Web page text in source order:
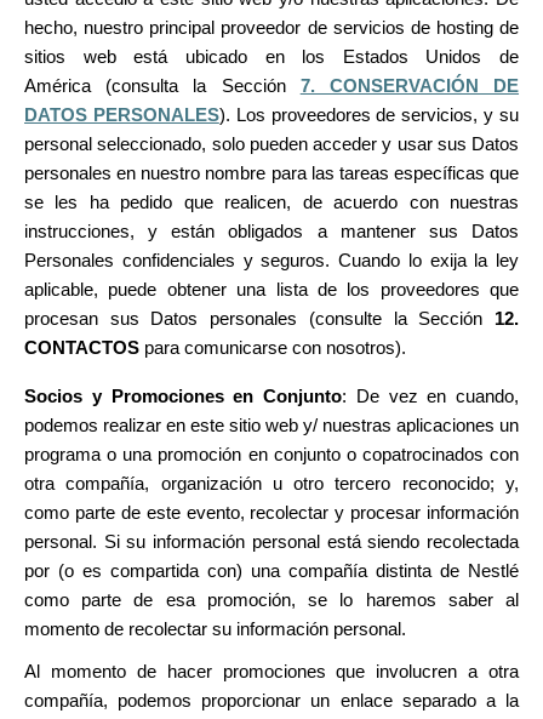
hecho, nuestro principal proveedor de servicios de hosting de
sitios web está ubicado en los Estados Unidos de
América (consulta la Sección
7. CONSERVACIÓN DE
DATOS PERSONALES). Los proveedores de servicios, y su
personal seleccionado, solo pueden acceder y usar sus Datos
personales en nuestro nombre para las tareas específicas que
se les ha pedido que realicen, de acuerdo con nuestras
instrucciones, y están obligados a mantener sus Datos
Personales confidenciales y seguros. Cuando lo exija la ley
aplicable, puede obtener una lista de los proveedores que
procesan sus Datos personales (consulte la Sección 12.
CONTACTOS para comunicarse con nosotros).
Socios y Promociones en Conjunto: De vez en cuando,
podemos realizar en este sitio web y/ nuestras aplicaciones un
programa o una promoción en conjunto o copatrocinados con
otra compañía, organización u otro tercero reconocido; y,
como parte de este evento, recolectar y procesar información
personal. Si su información personal está siendo recolectada
por (o es compartida con) una compañía distinta de Nestlé
como parte de esa promoción, se lo haremos saber al
momento de recolectar su información personal.
Al momento de hacer promociones que involucren a otra
compañía, podemos proporcionar un enlace separado a la